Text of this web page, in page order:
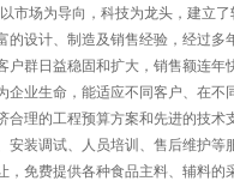
市场为导向，科技为龙头，建立
的设计、制造及销售经验，经过多
户群日益稳固和扩大，销售额连年
企业生命，能适应不同客户、在不
合理的工程预算方案和先进的技术
安装调试、人员培训、售后维护等
，免费提供各种食品主料、辅料的